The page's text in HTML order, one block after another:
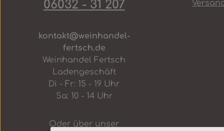
06032 - 31 207
kontakt@weinhandel-
fertsch.de
Weinhandel Fertsch
Ladengeschäft
Di - Fr: 15 - 19 Uhr
Sa: 10 - 14 Uhr
Oder über unser